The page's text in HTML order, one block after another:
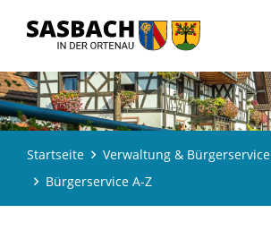
Startseite
Verwaltung & Bürgerservice
Bürgerservice A-Z